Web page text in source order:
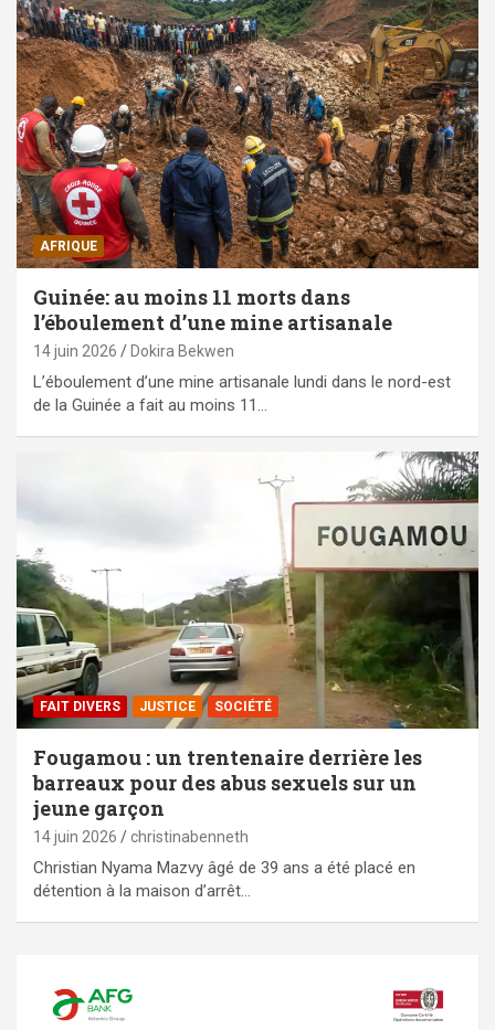
AFRIQUE
Guinée: au moins 11 morts dans
l’éboulement d’une mine artisanale
14 juin 2026 Dokira Bekwen
L’éboulement d’une mine artisanale lundi dans le nord-est
de la Guinée a fait au moins 11…
FAIT DIVERS JUSTICE SOCIÉTÉ
Fougamou : un trentenaire derrière les
barreaux pour des abus sexuels sur un
jeune garçon
14 juin 2026 christinabenneth
Christian Nyama Mazvy âgé de 39 ans a été placé en
détention à la maison d’arrêt…